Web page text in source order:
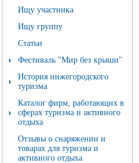
Ищу участника
Ищу группу
Статьи
Фестиваль "Мир без крыши"
История нижегородского
туризма
Каталог фирм, работающих в
сферах туризма и активного
отдыха
Отзывы о снаряжении и
товарах для туризма и
активного отдыха